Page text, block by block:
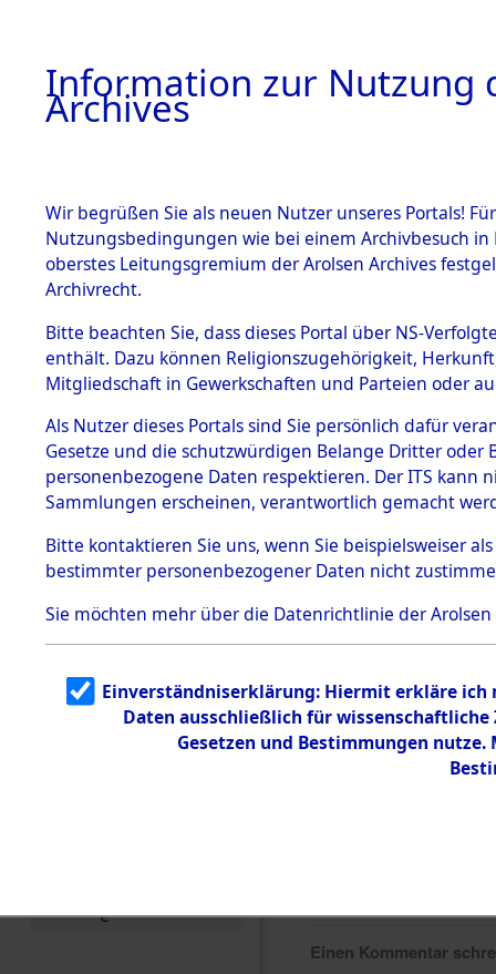
BESTÄNDE
1.
mente
5. Verschiedenes
5.3
Todesmärsche
5.3.1 Alliierte
Erhebungen
zu
Todesmärsch
en
5.3.2
g
5.3.3
Todesmärsch
e
Mödingen
0021
Einen Kommentar
Information zur Nutzung
Archives
Wir begrüßen Sie als neuen Nutzer unseres Portals!
Nutzungsbedingungen wie bei einem Archivbesuch
oberstes Leitungsgremium der Arolsen Archives
Archivrecht.
Bitte beachten Sie, dass dieses Portal über NS-
enthält. Dazu können Religionszugehörigkeit,
Mitgliedschaft in Gewerkschaften und Parteien oder
Als Nutzer dieses Portals sind Sie persönlich dafür
Gesetze und die schutzwürdigen Belange Dritter
personenbezogene Daten respektieren. Der ITS
Sammlungen erscheinen, verantwortlich gemacht
Bitte kontaktieren Sie uns, wenn Sie beispielsweiser
bestimmter personenbezogener Daten nicht
Sie möchten mehr über die Datenrichtlinie der Arolsen
Einverständniserklärung: Hiermit erkläre ich
Daten ausschließlich für
Gesetzen und Bestimmungen